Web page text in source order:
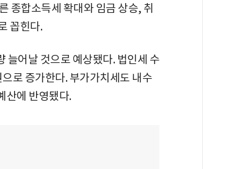
종합소득세 확대와 임금 상승, 취
꼽힌다.
늘어날 것으로 예상됐다. 법인세 수
로 증가한다. 부가가치세도 내수
산에 반영됐다.